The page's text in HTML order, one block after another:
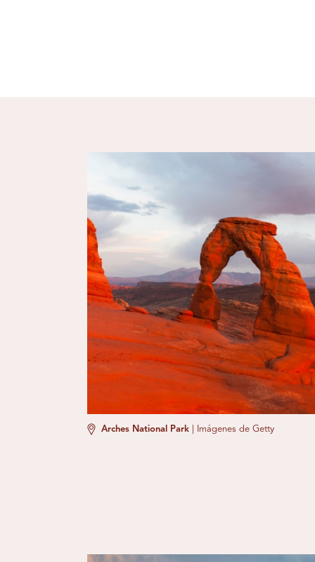
Arches National Park Imágenes de Getty